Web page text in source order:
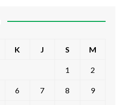
K J S M
1 2
6 7 8 9